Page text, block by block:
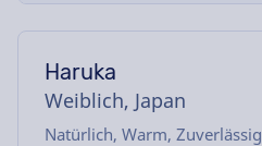
Haruka
Weiblich, Japan
Natürlich, Warm, Zuverlässig